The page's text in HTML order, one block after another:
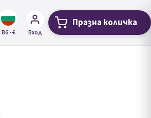
BG · € Вход Количка за
Празна количка